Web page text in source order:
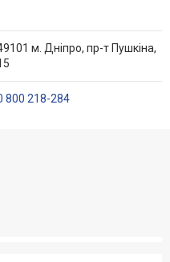
м. Дніпро, пр-т Пушкіна,
800 218-284